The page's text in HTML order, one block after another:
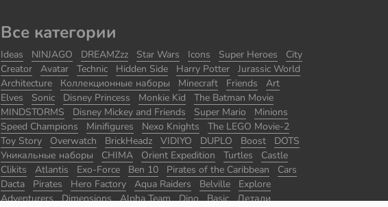
Все категории
Ideas NINJAGO DREAMZzz Star Wars Icons Super Heroes
City
Creator
Avatar Technic Hidden Side Harry Potter
Jurassic World
Architecture
Коллекционные наборы Minecraft Friends
Art
Elves
Sonic Disney Princess Monkie Kid
The Batman Movie
MINDSTORMS
Disney Mickey and Friends Super Mario
Minions
Speed Champions
Minifigures Nexo Knights
The LEGO Movie-2
Toy Story
Overwatch BrickHeadz VIDIYO DUPLO Boost
DOTS
Уникальные наборы
CHIMA Orient Expedition Turtles
Castle
Clikits
Atlantis Exo-Force Ben 10 Pirates of the Caribbean
Cars
Dacta
Pirates Hero Factory Aqua Raiders Belville
Explore
Adventurers
Dimensions Alpha Team Dino Basic
Детали